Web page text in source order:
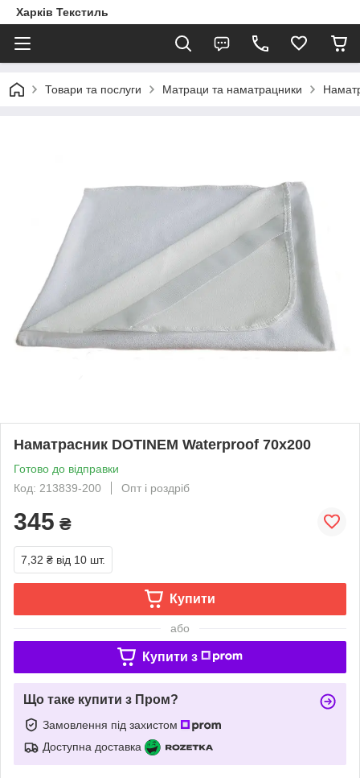
Харків Текстиль
Товари та послуги Матраци та наматрацники
Наматрасник DOTINEM Waterproof 70х200
Готово до відправки
Код: 213839-200
Опт і роздріб
345 ₴
7,32 ₴ від 10 шт.
Купити
або
Купити з
Що таке купити з Пром?
Замовлення під захистом
Доступна доставка